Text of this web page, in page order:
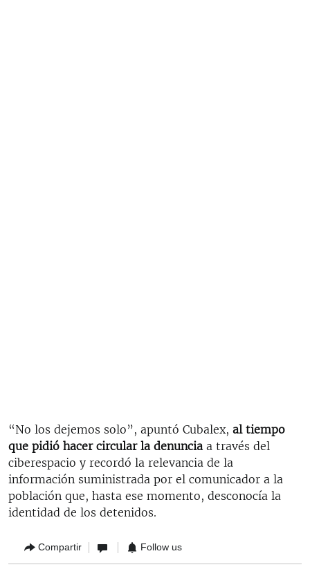
“No los dejemos solo”, apuntó Cubalex, al tiempo
que pidió hacer circular la denuncia a través del
ciberespacio y recordó la relevancia de la
información suministrada por el comunicador a la
población que, hasta ese momento, desconocía la
identidad de los detenidos.
Compartir Follow us